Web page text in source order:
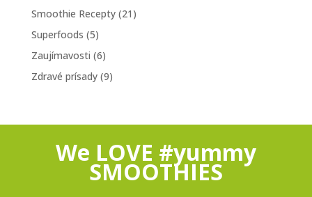
Smoothie Recepty(21)
Superfoods (5)
Zaujímavosti (6)
Zdravé prísady(9)
We LOVE #yummy
SMOOTHIES